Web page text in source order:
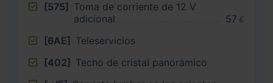
[575] Toma de corriente de 12 V
adicional
57 €
[6AE] Teleservicios
[402] Techo de cristal panorámico